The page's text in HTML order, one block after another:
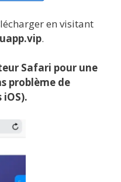
en visitant
.
Safari pour une
problème de
iOS).